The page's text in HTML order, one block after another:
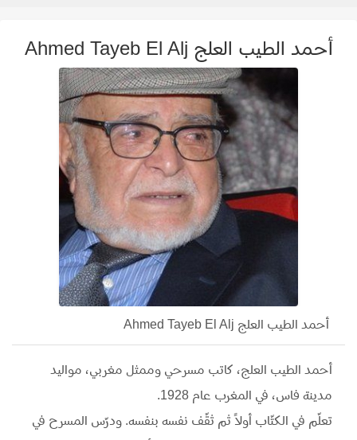
أحمد الطيب العلج Ahmed Tayeb El Alj
أحمد الطيب العلج Ahmed Tayeb El Alj
أحمد الطيب العلج، كاتب مسرحي وممثل مغربي، مواليد
مدينة فاس، في المغرب عام 1928.
تعلّم في الكتّاب أولاً ثم ثقّف نفسه بنفسه. ودرّس المسرح في